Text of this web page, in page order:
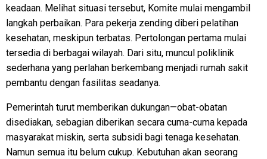
keadaan. Melihat situasi tersebut, Komite mulai mengambil
langkah perbaikan. Para pekerja zending diberi pelatihan
kesehatan, meskipun terbatas. Pertolongan pertama mulai
tersedia di berbagai wilayah. Dari situ, muncul poliklinik
sederhana yang perlahan berkembang menjadi rumah sakit
pembantu dengan fasilitas seadanya.
Pemerintah turut memberikan dukungan—obat-obatan
disediakan, sebagian diberikan secara cuma-cuma kepada
masyarakat miskin, serta subsidi bagi tenaga kesehatan.
Namun semua itu belum cukup. Kebutuhan akan seorang